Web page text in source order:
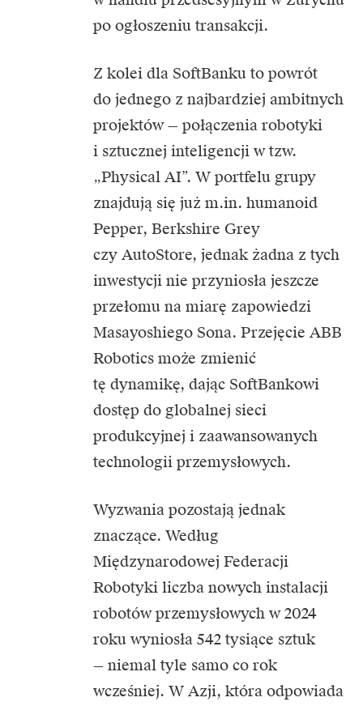
po ogłoszeniu transakcji.
Z kolei dla SoftBanku to powrót
do jednego z najbardziej ambitnych
projektów — połączenia robotyki
i sztucznej inteligencji w tzw.
„Physical AI”. W portfelu grupy
znajdują się już m.in. humanoid
Pepper, Berkshire Grey
czy AutoStore, jednak żadna z tych
inwestycji nie przyniosła jeszcze
przełomu na miarę zapowiedzi
Masayoshiego Sona. Przejęcie ABB
Robotics może zmienić
tę dynamikę, dając SoftBankowi
dostęp do globalnej sieci
produkcyjnej i zaawansowanych
technologii przemysłowych.
Wyzwania pozostają jednak
znaczące. Według
Międzynarodowej Federacji
Robotyki liczba nowych instalacji
robotów przemysłowych w 2024
roku wyniosła 542 tysiące sztuk
— niemal tyle samo co rok
wcześniej. W Azji, która odpowiada